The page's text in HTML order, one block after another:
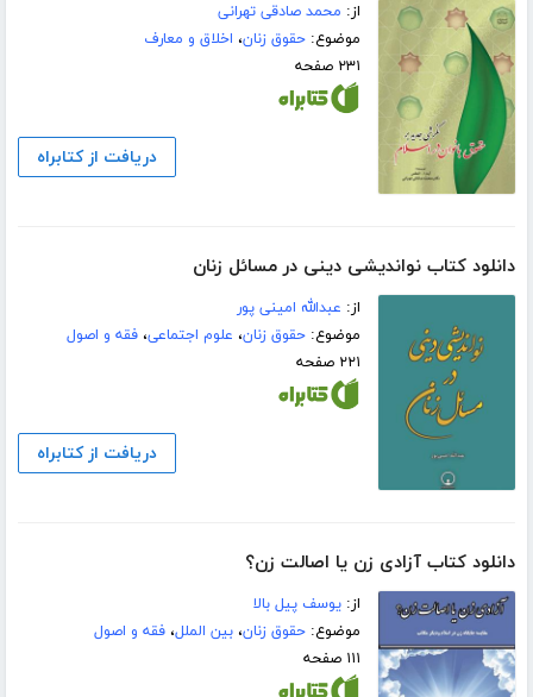
از: محمد صادقی تهرانی
موضوع:حقوق زنان، اخلاق و معارف
۲۳۱ صفحه
دریافت از کتابراه
دانلود کتاب نواندیشی دینی در مسائل زنان
از: عبدالله امینی پور
موضوع:حقوق زنان، علوم اجتماعی،فقه و اصول
۲۲۱ صفحه
دریافت از کتابراه
دانلود کتاب آزادی زن یا اصالت زن؟
از:یوسف پیل بالا
موضوع:حقوق زنان،بین الملل،فقه و اصول
۱۱۱ صفحه